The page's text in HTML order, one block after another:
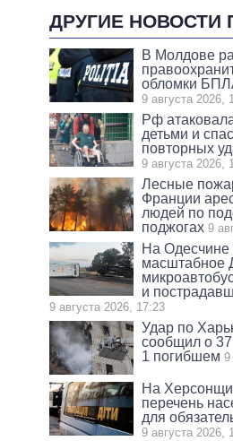
ДРУГИЕ НОВОСТИ
В Молдове
обломки
9 августа 2026,
Рф
детьми и
повторных
9 августа 2026,
Лесные
Франции
людей по
поджогах 9
На
масштабное
и
9 августа 2026, 17:23
Удар по
сообщил о
1 погибшем 9
На
перечень
для
9 августа 2026,